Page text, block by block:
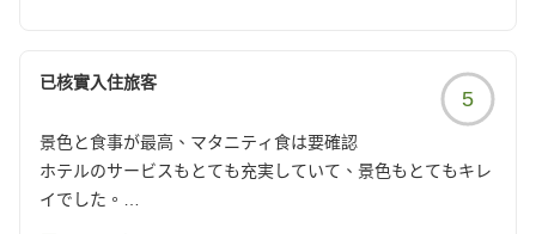
朝食もカジュアルな感じで、半分ビュッフェの形式でした。
食べたい量を自分で調整できるのは、ありがたかったです。
昨今はインバウンド需要のせいか場所を問わず軒並みホテル
価格は上がっており、また、1人旅だったのでどうしても割
翌週にご予約をいただき、当館まで足を運んでいただき
電話応対につきましてお役に立てたのであれば何よりで
ございます。
無事にお越しいただき、お客様をお迎えできましたこと
已核實入住旅客
5
景色と食事が最高、マタニティ食は要確認
ホテルのサービスもとても充実していて、景色もとてもキレ
イでした。